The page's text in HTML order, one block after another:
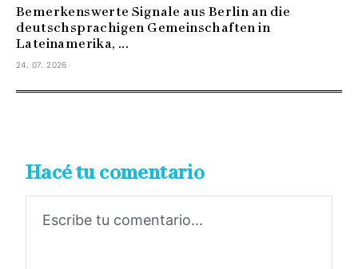
Bemerkenswerte Signale aus Berlin an die
deutschsprachigen Gemeinschaften in
Lateinamerika, ...
24. 07. 2026
Hacé tu comentario